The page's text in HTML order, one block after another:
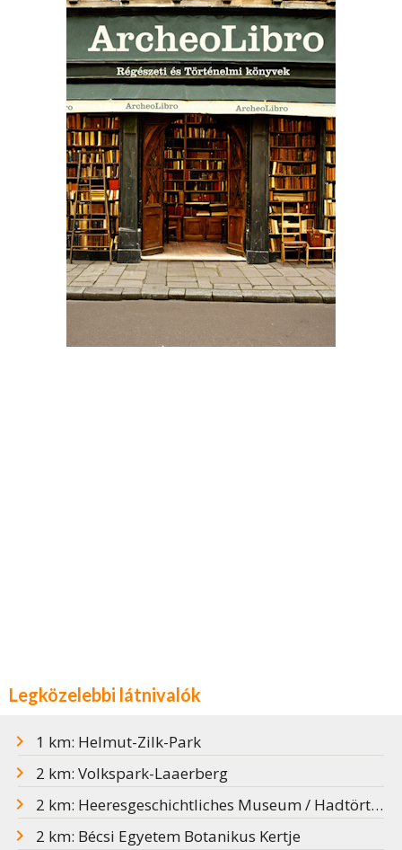
Legközelebbi látnivalók
1 km: Helmut-Zilk-Park
2 km: Volkspark-Laaerberg
2 km: Heeresgeschichtliches Museum / Hadtörténeti Múzeum
2 km: Bécsi Egyetem Botanikus Kertje